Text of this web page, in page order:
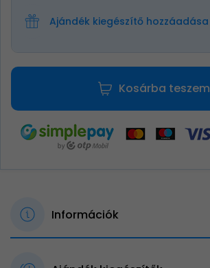
Ajándék kiegészítő hozzáadása
Kosárba teszem
Információk